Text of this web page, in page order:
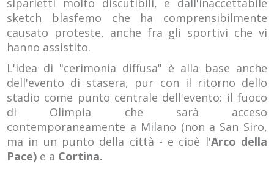
siparietti molto discutibili, e dall'inaccettabile
sketch blasfemo che ha comprensibilmente
causato proteste, anche fra gli sportivi che vi
hanno assistito.
L'idea di "cerimonia diffusa" è alla base anche
dell'evento di stasera, pur con il ritorno dello
stadio come punto centrale dell'evento: il fuoco
di Olimpia che sarà acceso
contemporaneamente a Milano (non a San Siro,
ma in un punto della città - e cioè l'Arco della
Pace) e a Cortina.